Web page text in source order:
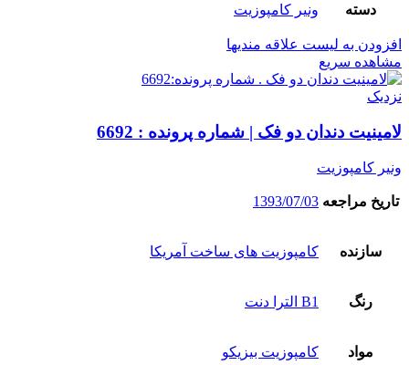
دسته ونیر کامپوزیت
افزودن به لیست علاقه مندیها
مشاهده سریع
نزدیک
لامینیت دندان دو فک | شماره پرونده : 6692
ونیر کامپوزیت
تاریخ مراجعه 1393/07/03
سازنده کامپوزیت های ساخت آمریکا
رنگ B1 الترا دنت
مواد کامپوزیت بیزیکو